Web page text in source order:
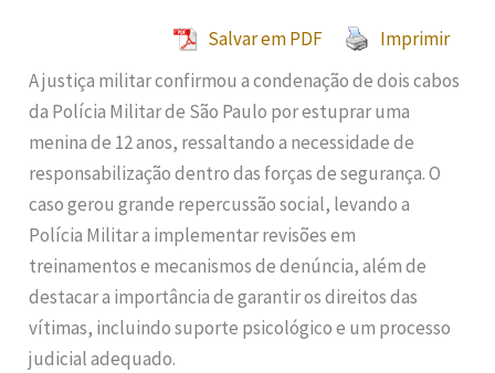
Salvar em PDF
Imprimir
A justiça militar confirmou a condenação de dois cabos
da Polícia Militar de São Paulo por estuprar uma
menina de 12 anos, ressaltando a necessidade de
responsabilização dentro das forças de segurança. O
caso gerou grande repercussão social, levando a
Polícia Militar a implementar revisões em
treinamentos e mecanismos de denúncia, além de
destacar a importância de garantir os direitos das
vítimas, incluindo suporte psicológico e um processo
judicial adequado.